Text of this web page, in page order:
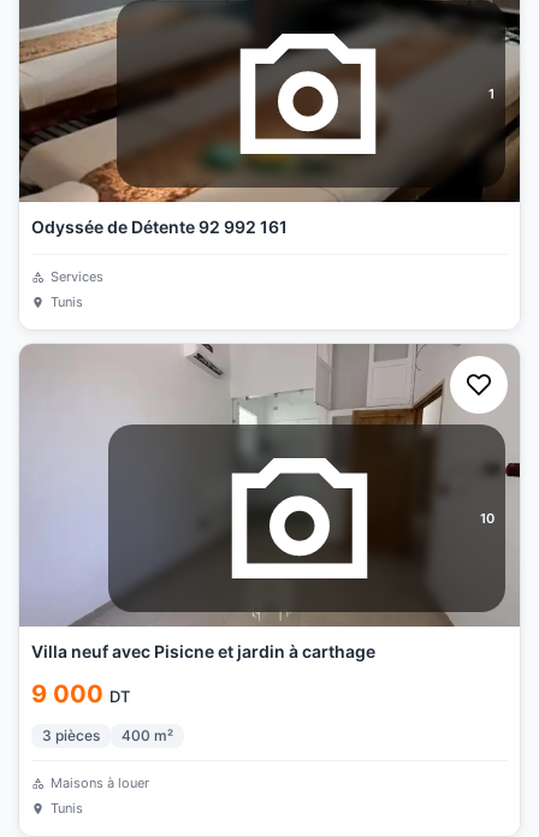
1
Odyssée de Détente 92 992 161
Services
Tunis
10
Villa neuf avec Pisicne et jardin à carthage
9 000 DT
3 pièces 400 m²
Maisons à louer
Tunis